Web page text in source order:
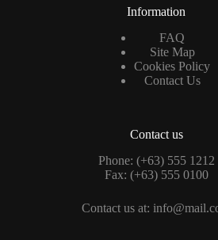
Information
FAQ
Site Map
Cookies Policy
Contact Us
Contact us
Phone: (+63) 555 1212
Fax: (+63) 555 0100
Contact us at: